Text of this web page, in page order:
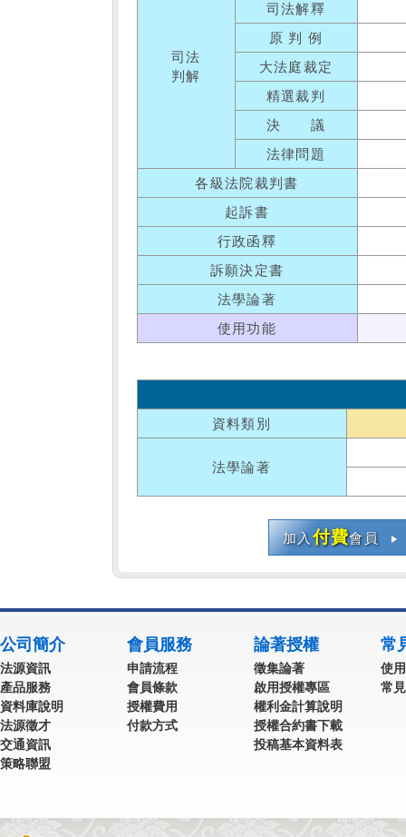
司法
判解
司法解釋
原 判 例
大法庭裁定
精選裁判
決 議
法律問題
各級法院裁判書
起訴書
行政函釋
訴願決定書
法學論著
使用功能
資料類別
法學論著
加入付費會員
公司簡介
法源資訊
產品服務
資料庫說明
法源徵才
交通資訊
策略聯盟
會員服務
申請流程
會員條款
授權費用
付款方式
論著授權
徵集論著
啟用授權專區
權利金計算說明
授權合約書下載
投稿基本資料表
常
使
常